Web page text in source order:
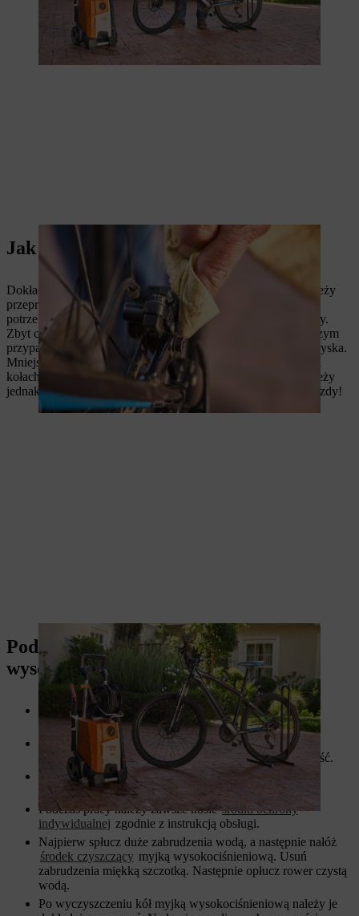
Jak często należy czyścić rower?
Dokładne czyszczenie roweru myjką wysokociśnieniową
należy
przeprowadzać w regularnych odstępach czasu lub w razie
potrzeby. Z reguły wystarczy czyszczenie raz na kilka miesięcy.
Zbyt częste i intensywne czyszczenie roweru może w najgorszym
przypadku spowodować jego uszkodzenie, np. uszczelek i łożyska.
Mniejsze ilości zabrudzeń można bez problemu pozostawić na
kołach. Po przejechaniu rowerem przez błoto zabrudzenia należy
jednak natychmiast usunąć, aby nie zaschły. Życzymy miłej jazdy!
Podsumowanie: Mycie roweru myjką
wysokociśnieniową
Mycie roweru myjką wysokociśnieniową jest łatwe i
precyzyjne.
Upewnij się, że rower stoi stabilnie. Pracuj przy niskim
ciśnieniu (idealnie 20 barów), zachowując dużą odległość.
Nie kieruj strumienia wody bezpośrednio na łożyska,
uszczelki i łańcuch rowerowy.
Podczas pracy należy zawsze nosićśrodki ochrony
indywidualnej zgodnie z instrukcją obsługi.
Najpierw spłucz duże zabrudzenia wodą, a następnie nałóż
środek czyszczący myjką wysokociśnieniową. Usuń
zabrudzenia miękką szczotką. Następnie opłucz rower czystą
wodą.
Po wyczyszczeniu kół myjką wysokociśnieniową należy je